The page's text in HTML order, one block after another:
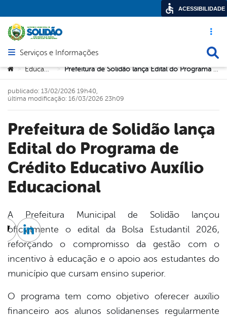
Acesso
Abrir menu principal de navegação
Serviços e Informações
Você está aqui:
> Educação > Prefeitura de Solidão lança Edital do Programa de Crédito Educativo Auxílio Educacional
Prefeitura de Solidão lança
Edital do Programa de
Crédito Educativo Auxílio
Educacional
publicado: 13/02/2026 19h40,
última modificação: 16/03/2026 23h09
A Prefeitura Municipal de Solidão lançou
oficialmente o edital da Bolsa Estudantil 2026,
reforçando o compromisso da gestão com o
incentivo à educação e o apoio aos estudantes do
município que cursam ensino superior.
O programa tem como objetivo oferecer auxílio
financeiro aos alunos solidanenses regularmente
Twitter
Linkedin
ACESSIBILIDADE